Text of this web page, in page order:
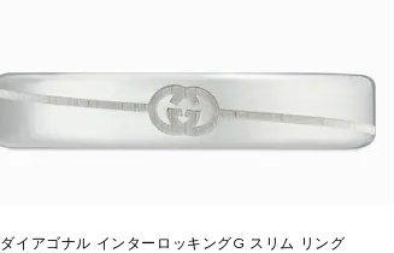
ダイアゴナル インターロッキングG スリム リング